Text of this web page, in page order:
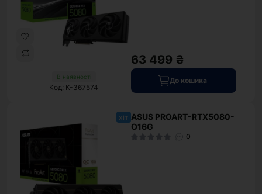
В наявності
Код: K-367574
63 499 ₴
До кошика
хіт ASUS PROART-RTX5080-
O16G
0